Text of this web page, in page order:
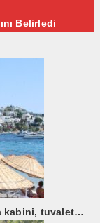
Belirledi
kabini, tuvalet…